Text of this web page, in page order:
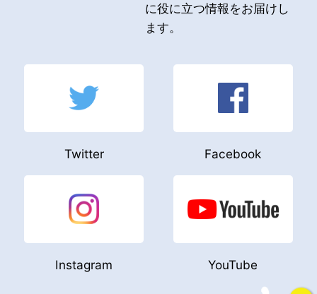
に役に立つ情報をお届けし
ます。
Twitter Facebook
Instagram YouTube